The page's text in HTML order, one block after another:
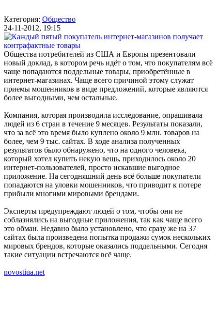
Категория: Общество
24-11-2012, 19:15
Общества потребителей из США и Европы презентовали
новый доклад, в котором речь идёт о том, что покупателям всё
чаще попадаются поддельные товары, приобретённые в
интернет-магазинах. Чаще всего причиной этому служат
приемы мошенников в виде предложений, которые являются
более выгодными, чем остальные.
Компания, которая производила исследование, опрашивала
людей из 6 стран в течение 9 месяцев. Результаты показали,
что за всё это время было куплено около 9 млн. товаров на
более, чем 9 тыс. сайтах. В ходе анализа полученных
результатов было обнаружено, что на одного человека,
который хотел купить некую вещь, приходилось около 20
интернет-пользователей, просто искавшие выгодное
приложение. На сегодняшний день всё больше покупатели
попадаются на уловки мошенников, что приводит к потере
прибыли многими мировыми брендами.
Эксперты предупреждают людей о том, чтобы они не
соблазнялись на выгодные приложения, так как чаще всего
это обман. Недавно было установлено, что сразу же на 37
сайтах была произведена попытка продажи сумок нескольких
мировых брендов, которые оказались поддельными. Сегодня
такие ситуации встречаются всё чаще.
novostiua.net